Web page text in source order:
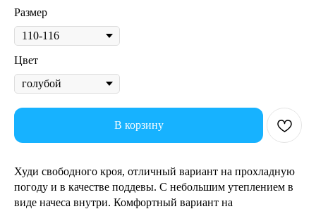
Размер
Цвет
В корзину
Худи свободного кроя, отличный вариант на прохладную
погоду и в качестве поддевы. С небольшим утеплением в
виде начеса внутри. Комфортный вариант на